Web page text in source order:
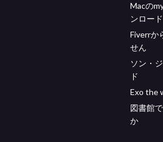
Macの
ンロー
Fiverrか
せん
ソン・
ド
Exo the
図書館
か